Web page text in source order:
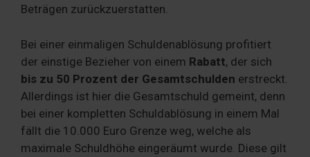
Beträgen zurückzuerstatten.
Bei einer einmaligen Schuldenablösung profitiert
der einstige Bezieher von einem Rabatt, der sich
bis zu 50 Prozent der Gesamtschulden erstreckt.
Allerdings ist hier die Gesamtschuld gemeint, denn
bei einer kompletten Schuldablösung in einem Mal
fällt die 10.000 Euro Grenze weg, welche als
maximale Schuldhöhe eingeräumt wurde. Diese gilt